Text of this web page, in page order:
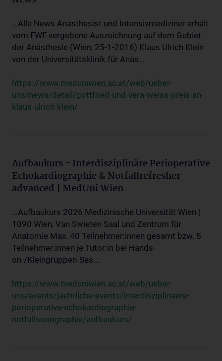
...Alle News Anästhesist und Intensivmediziner erhält
vom FWF vergebene Auszeichnung auf dem Gebiet
der Anästhesie (Wien, 25-1-2016) Klaus Ulrich Klein
von der Universitätsklinik für Anäs...
https://www.meduniwien.ac.at/web/ueber-
uns/news/detail/gottfried-und-vera-weiss-preis-an-
klaus-ulrich-klein/
Aufbaukurs - Interdisziplinäre Perioperative
Echokardiographie & Notfallrefresher
advanced | MedUni Wien
...Aufbaukurs 2026 Medizinische Universität Wien |
1090 Wien, Van Swieten Saal und Zentrum für
Anatomie Max. 40 Teilnehmer:innen gesamt bzw. 5
Teilnehmer:innen je Tutor:in bei Hands-
on-/Kleingruppen-Ses...
https://www.meduniwien.ac.at/web/ueber-
uns/events/jaehrliche-events/interdisziplinaere-
perioperative-echokardiographie-
notfallsonographie/aufbaukurs/